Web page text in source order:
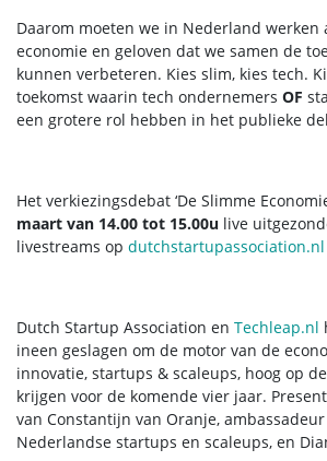
Daarom moeten we in Nederland werken
economie en geloven dat we samen de
kunnen verbeteren. Kies slim, kies tech.
toekomst waarin tech ondernemers OF
een grotere rol hebben in het publieke
Het verkiezingsdebat ‘De Slimme
maart van 14.00 tot 15.00u live
livestreams op dutchstartupassociation.nl
Dutch Startup Association en Techleap.nl
ineen geslagen om de motor van de
innovatie, startups & scaleups, hoog op
krijgen voor de komende vier jaar.
van Constantijn van Oranje,
Nederlandse startups en scaleups, en